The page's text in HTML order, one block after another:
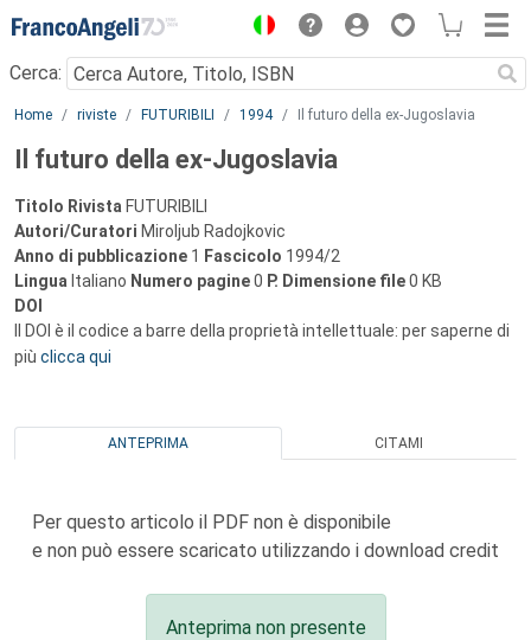
Menu
Cerca:
Main content
Home riviste FUTURIBILI 1994 Il futuro della ex-Jugoslavia
Il futuro della ex-Jugoslavia
Titolo Rivista FUTURIBILI
Autori/Curatori Miroljub Radojkovic
Anno di pubblicazione 1 Fascicolo 1994/2
Lingua Italiano Numero pagine0 P. Dimensione file0 KB
DOI
Il DOI è il codice a barre della proprietà intellettuale: per saperne di
più clicca qui
ANTEPRIMA CITAMI
Per questo articolo il PDF non è disponibile
e non può essere scaricato utilizzando i download credit
Anteprima non presente